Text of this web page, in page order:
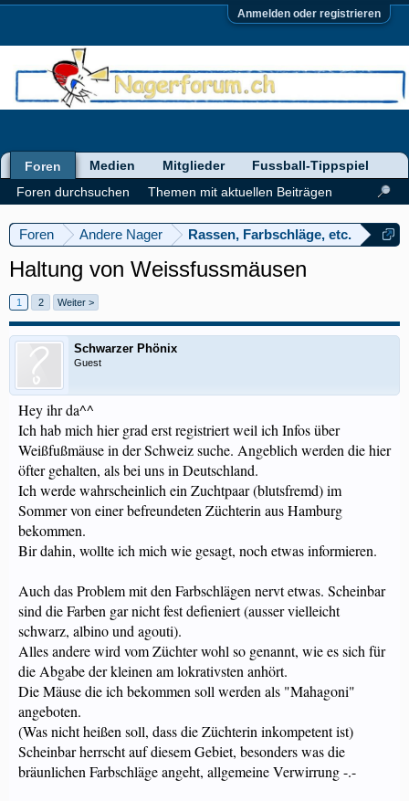
Anmelden oder registrieren
Foren Andere Nager Rassen, Farbschläge, etc.
Haltung von Weissfussmäusen
1 2 Weiter >
Schwarzer Phönix
Guest
Hey ihr da^^
Ich hab mich hier grad erst registriert weil ich Infos über
Weißfußmäuse in der Schweiz suche. Angeblich werden die hier
öfter gehalten, als bei uns in Deutschland.
Ich werde wahrscheinlich ein Zuchtpaar (blutsfremd) im
Sommer von einer befreundeten Züchterin aus Hamburg
bekommen.
Bir dahin, wollte ich mich wie gesagt, noch etwas informieren.
Auch das Problem mit den Farbschlägen nervt etwas. Scheinbar
sind die Farben gar nicht fest defieniert (ausser vielleicht
schwarz, albino und agouti).
Alles andere wird vom Züchter wohl so genannt, wie es sich für
die Abgabe der kleinen am lokrativsten anhört.
Die Mäuse die ich bekommen soll werden als "Mahagoni"
angeboten.
(Was nicht heißen soll, dass die Züchterin inkompetent ist)
Scheinbar herrscht auf diesem Gebiet, besonders was die
bräunlichen Farbschläge angeht, allgemeine Verwirrung -.-
Foren
Foren durchsuchen
Themen mit aktuellen Beiträgen
Medien Mitglieder Fussball-Tippspiel